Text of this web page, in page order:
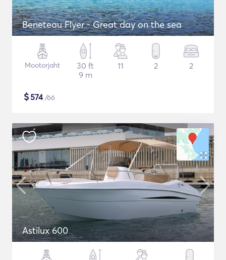
Beneteau Flyer - Great day on the sea
Mootorjaht
30 ft
9 m
11 2 2
$574/öö
Astilux 600